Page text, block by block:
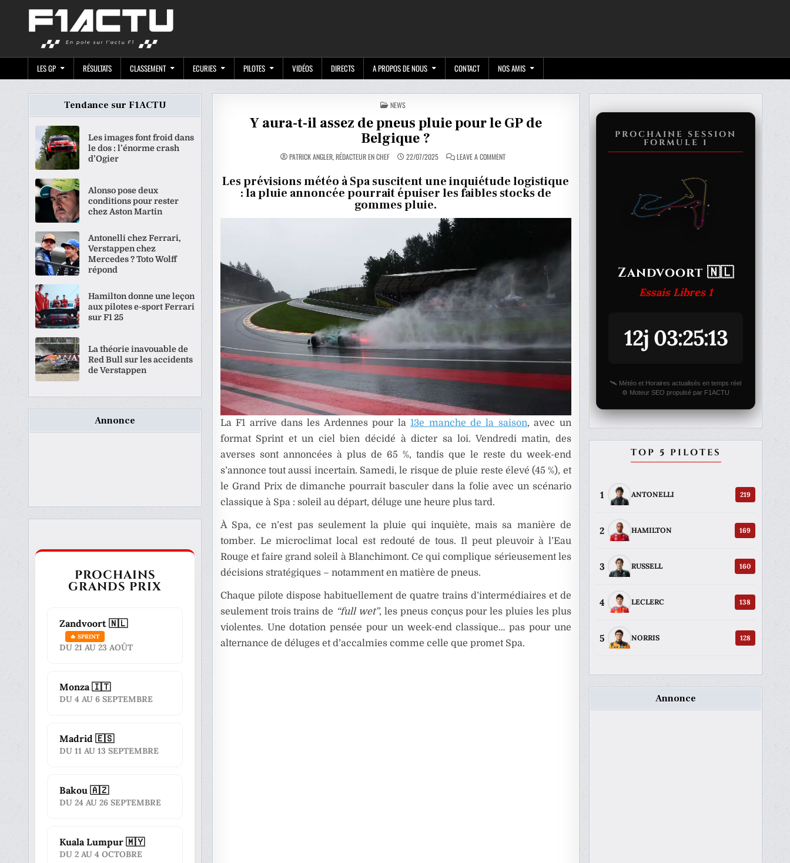
LES GP RÉSULTATS CLASSEMENT ECURIES PILOTES VIDÉOS DIRECTS A PROPOS DE NOUS CONTACT NOS AMIS
POSTED
IN
NEWS
Y aura-t-il assez de pneus pluie pour le GP de
Belgique ?
PATRICK ANGLER, RÉDACTEUR EN CHEF 22/07/2025 LEAVE A COMMENTON
Y
T-
IL
ASSEZ
DE
POUR
Les prévisions météo à Spa suscitent une inquiétude logistique
: la pluie annoncée pourrait épuiser les faibles stocks de
gommes pluie.
La F1 arrive dans les Ardennes pour la13e manche de la saison, avec un
format Sprint et un ciel bien décidé à dicter sa loi. Vendredi matin, des
averses sont annoncées à plus de 65 %, tandis que le reste du week-end
s’annonce tout aussi incertain. Samedi, le risque de pluie reste élevé (45 %), et
le Grand Prix de dimanche pourrait basculer dans la folie avec un scénario
classique à Spa : soleil au départ, déluge une heure plus tard.
À Spa, ce n’est pas seulement la pluie qui inquiète, mais sa manière de
tomber. Le microclimat local est redouté de tous. Il peut pleuvoir à l’Eau
Rouge et faire grand soleil à Blanchimont. Ce qui complique sérieusement les
décisions stratégiques – notamment en matière de pneus.
Chaque pilote dispose habituellement de quatre trains d’intermédiaires et de
seulement trois trains de “full wet”, les pneus conçus pour les pluies les plus
violentes. Une dotation pensée pour un week-end classique… pas pour une
alternance de déluges et d’accalmies comme celle que promet Spa.
Tendance sur F1ACTU
Les images font froid dans
le dos : l’énorme crash
d’Ogier
Alonso pose deux
conditions pour rester
chez Aston Martin
Antonelli chez Ferrari,
Verstappen chez
Mercedes ? Toto Wolff
répond
Hamilton donne une leçon
aux pilotes e-sport Ferrari
sur F1 25
La théorie inavouable de
Red Bull sur les accidents
de Verstappen
Annonce
PROCHAINS
GRANDS PRIX
Zandvoort 🇳🇱
🔥 SPRINT
DU 21 AU 23 AOÛT
Monza 🇮🇹
DU 4 AU 6 SEPTEMBRE
Madrid 🇪🇸
DU 11 AU 13 SEPTEMBRE
Bakou 🇦🇿
DU 24 AU 26 SEPTEMBRE
Kuala Lumpur 🇲🇾
DU 2 AU 4 OCTOBRE
PROCHAINE SESSION
FORMULE 1
Zandvoort 🇳🇱
Essais Libres 1
12j 03:25:13
🛰️ Météo et Horaires actualisés en temps réel
⚙️ Moteur SEO propulsé par F1ACTU
TOP 5 PILOTES
1 ANTONELLI 219
2 HAMILTON 169
3 RUSSELL 160
4 LECLERC 138
5 NORRIS 128
Annonce